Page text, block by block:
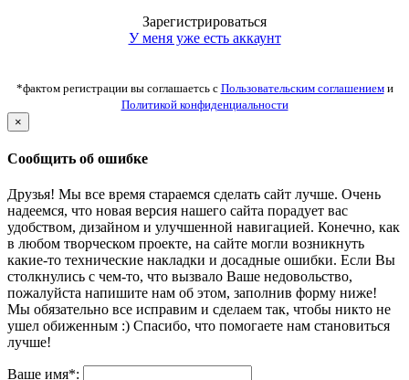
Зарегистрироваться
У меня уже есть аккаунт
*фактом регистрации вы соглашаетсь с Пользовательским соглашениеми
Политикой конфиденциальности
×
Сообщить об ошибке
Друзья! Мы все время стараемся сделать сайт лучше. Очень
надеемся, что новая версия нашего сайта порадует вас
удобством, дизайном и улучшенной навигацией. Конечно, как
в любом творческом проекте, на сайте могли возникнуть
какие-то технические накладки и досадные ошибки. Если Вы
столкнулись с чем-то, что вызвало Ваше недовольство,
пожалуйста напишите нам об этом, заполнив форму ниже!
Мы обязательно все исправим и сделаем так, чтобы никто не
ушел обиженным :) Спасибо, что помогаете нам становиться
лучше!
Ваше имя*: